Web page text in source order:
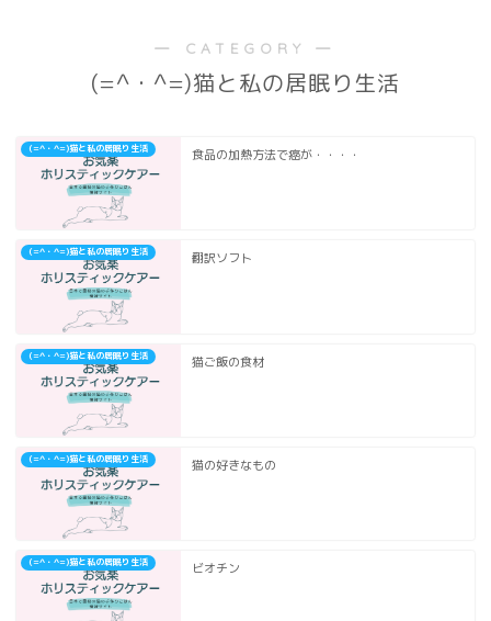
― CATEGORY ―
(=^・^=)猫と私の居眠り生活
(=^・^=)猫と私の居眠り生活 食品の加熱方法で癌が・・・・
(=^・^=)猫と私の居眠り生活 翻訳ソフト
(=^・^=)猫と私の居眠り生活 猫ご飯の食材
(=^・^=)猫と私の居眠り生活 猫の好きなもの
(=^・^=)猫と私の居眠り生活 ビオチン